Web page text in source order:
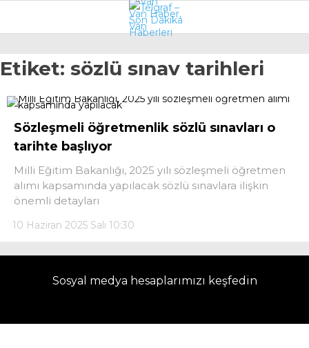
24.6°
VAN
GALERİ VİDEO
VAN
BÖLGE
3.SAYFA
GÜNDEM
SPOR
MAGAZIN
Etiket: sözlü sınav tarihleri
Sözleşmeli öğretmenlik sözlü sınavları o
tarihte başlıyor
Milli Eğitim Bakanlığı, 2025 yılı sözleşmeli öğretmen
alımı kapsamında yapılacak sözlü sınavlara ilişkin
önemli detayları
10 Haziran 2025 Salı 10:30
Sosyal medya hesaplarımızı keşfedin